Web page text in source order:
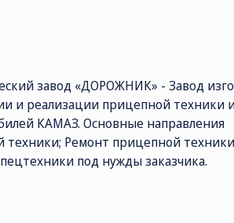
завод «ДОРОЖНИК» - Завод
и реализации прицепной техники
КАМАЗ. Основные направления
Ремонт прицепной
под нужды заказчика.